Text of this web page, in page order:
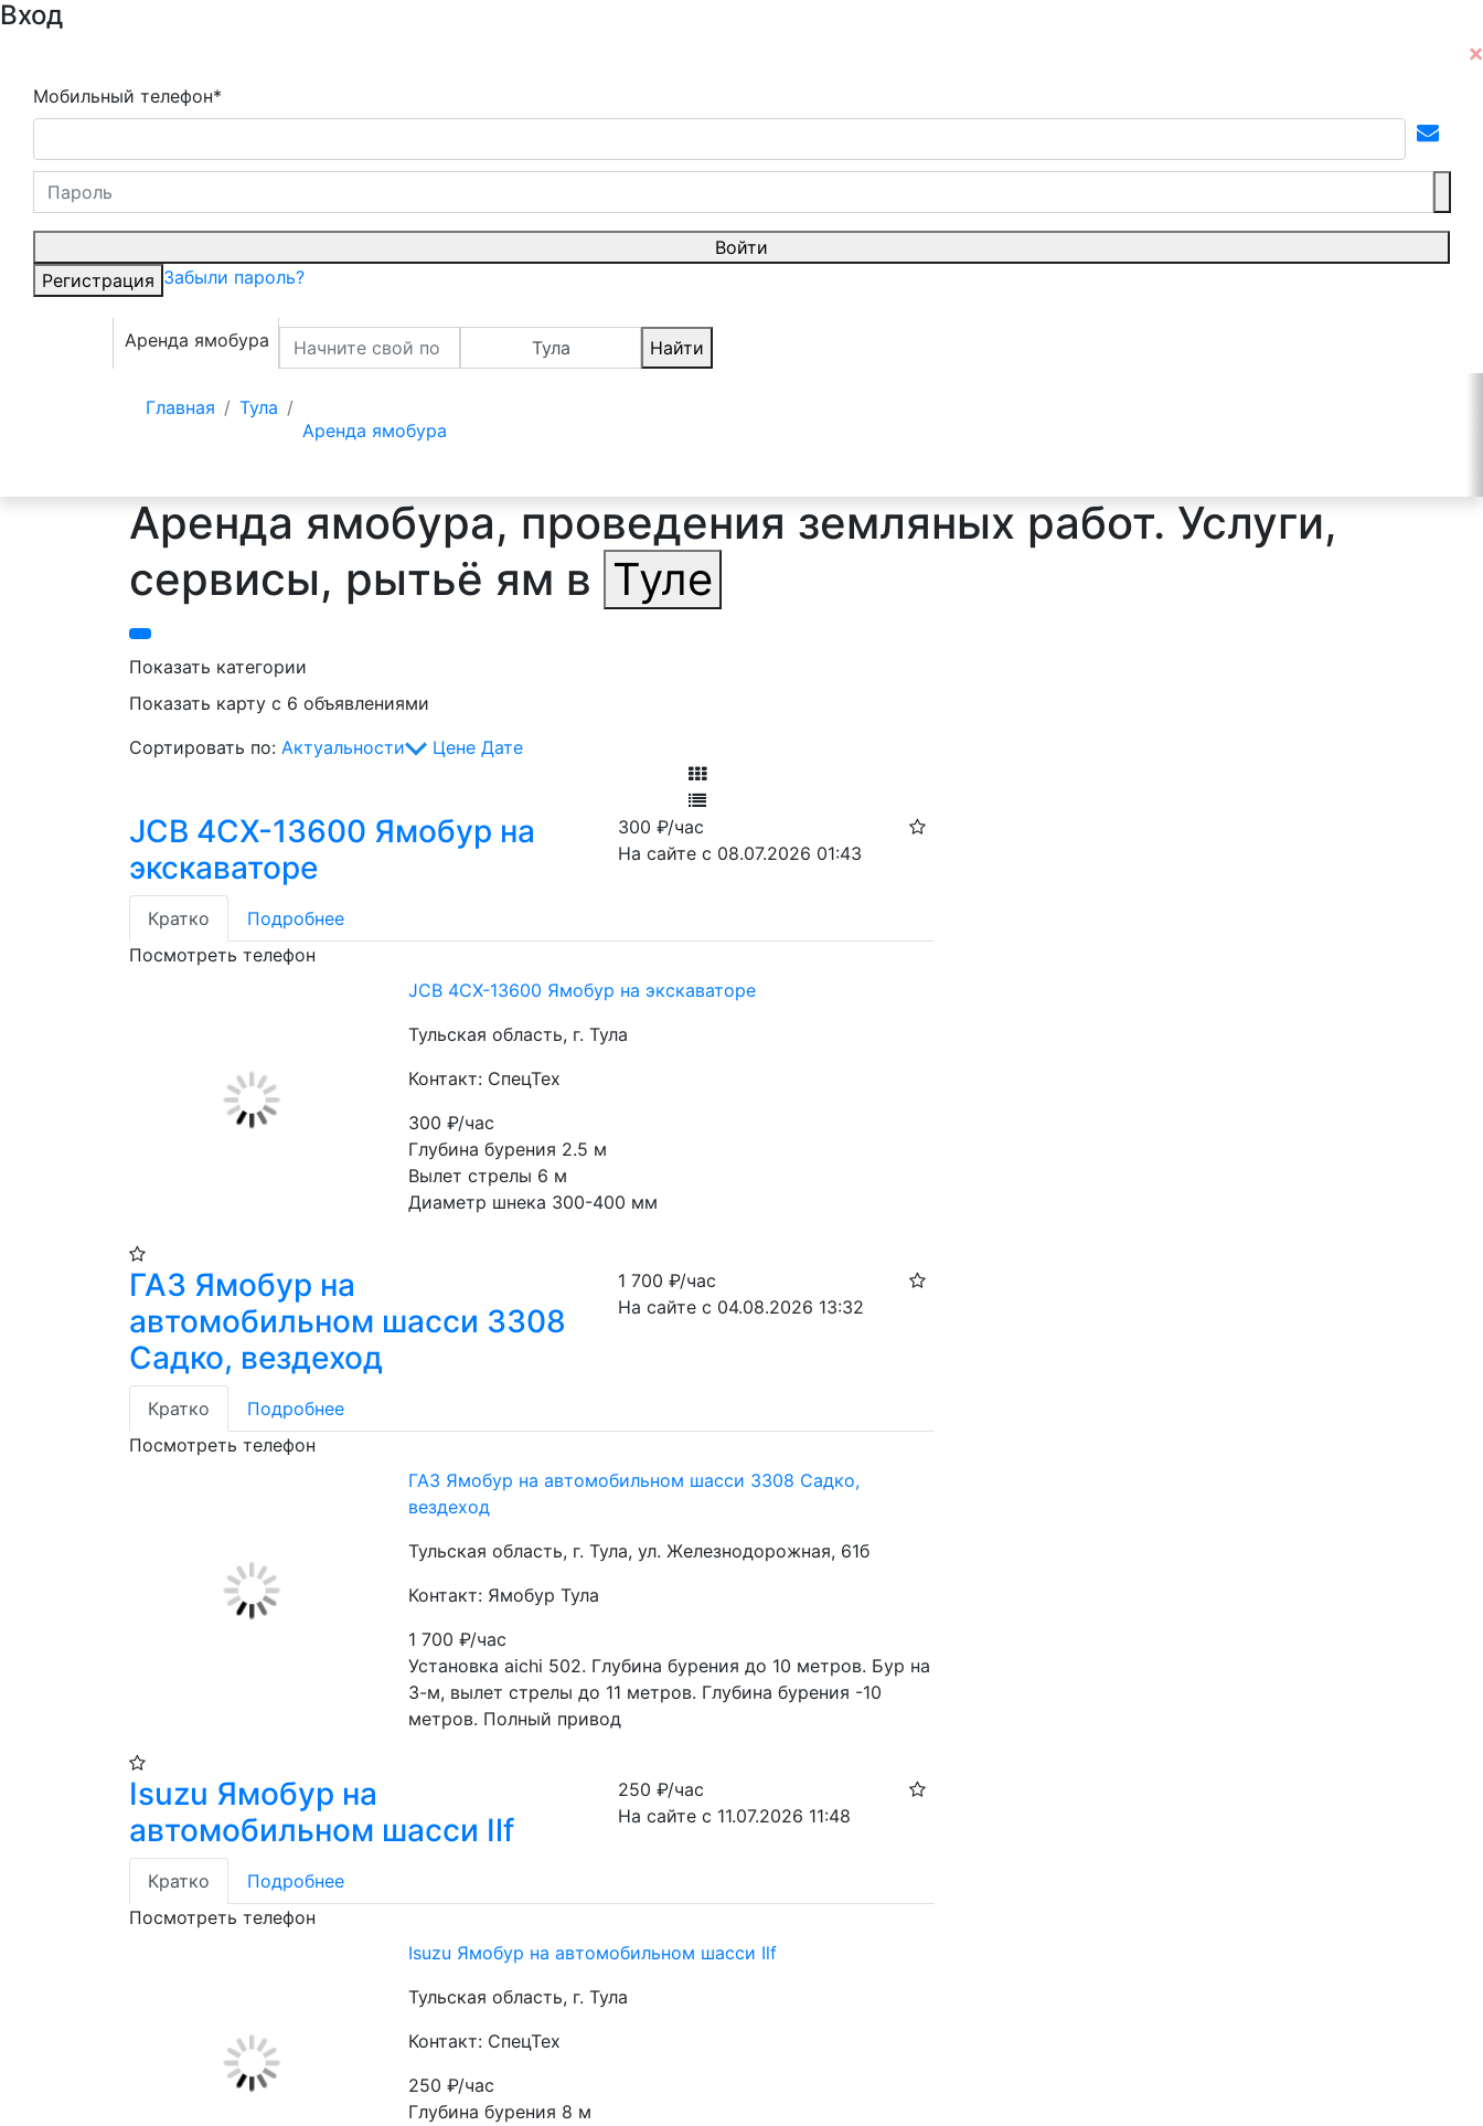
Вход
Мобильный телефон*
Войти
Регистрация Забыли пароль?
Аренда ямобура Тула Найти
Главная
Тула
Аренда ямобура
Аренда ямобура, проведения земляных работ. Услуги,
сервисы, рытьё ям в Туле
Показать категории
Показать карту с 6 объявлениями
Сортировать по: Актуальности Цене Дате
JCB 4CX-13600 Ямобур на
экскаваторе
300₽/час
На сайте с 08.07.2026 01:43
Кратко
Подробнее
Посмотреть телефон
JCB 4CX-13600 Ямобур на экскаваторе
Тульская область, г. Тула
Контакт: СпецТех
300₽/час
Глубина бурения 2.5 м
Вылет стрелы 6 м
Диаметр шнека 300-400 мм
ГАЗ Ямобур на
автомобильном шасси 3308
Садко, вездеход
1 700₽/час
На сайте с 04.08.2026 13:32
Кратко
Подробнее
Посмотреть телефон
ГАЗ Ямобур на автомобильном шасси 3308 Садко,
вездеход
Тульская область, г. Тула, ул. Железнодорожная, 61б
Контакт: Ямобур Тула
1 700₽/час
Установка aichi 502. Глубина бурения до 10 метров. Бур на
3-м, вылет стрелы до 11 метров. Глубина бурения -10
метров. Полный привод
Isuzu Ямобур на
автомобильном шасси Ilf
250₽/час
На сайте с 11.07.2026 11:48
Кратко
Подробнее
Посмотреть телефон
Isuzu Ямобур на автомобильном шасси Ilf
Тульская область, г. Тула
Контакт: СпецТех
250₽/час
Глубина бурения 8 м